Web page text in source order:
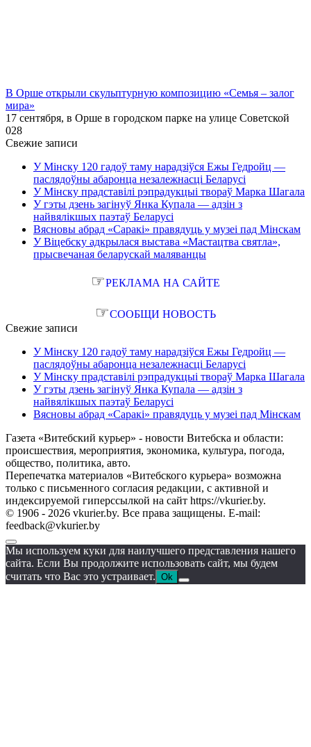
В Орше открыли скульптурную композицию «Семья – залог
мира»
17 сентября, в Орше в городском парке на улице Советской
028
Свежие записи
У Мінску 120 гадоў таму нарадзіўся Ежы Гедройц —
паслядоўны абаронца незалежнасці Беларусі
У Мінску прадставілі рэпрадукцыі твораў Марка Шагала
У гэты дзень загінуў Янка Купала — адзін з
найвялікшых паэтаў Беларусі
Вясновы абрад «Саракі» правядуць у музеі пад Мінскам
У Віцебску адкрылася выстава «Мастацтва святла»,
прысвечаная беларускай маляванцы
☞РЕКЛАМА НА САЙТЕ
☞СООБЩИ НОВОСТЬ
Свежие записи
У Мінску 120 гадоў таму нарадзіўся Ежы Гедройц —
паслядоўны абаронца незалежнасці Беларусі
У Мінску прадставілі рэпрадукцыі твораў Марка Шагала
У гэты дзень загінуў Янка Купала — адзін з
найвялікшых паэтаў Беларусі
Вясновы абрад «Саракі» правядуць у музеі пад Мінскам
Газета «Витебский курьер» - новости Витебска и области:
происшествия, мероприятия, экономика, культура, погода,
общество, политика, авто.
Перепечатка материалов «Витебского курьера» возможна
только с письменного согласия редакции, с активной и
индексируемой гиперссылкой на сайт https://vkurier.by.
© 1906 - 2026 vkurier.by. Все права защищены. E-mail:
feedback@vkurier.by
Мы используем куки для наилучшего представления нашего
сайта. Если Вы продолжите использовать сайт, мы будем
считать что Вас это устраивает. Ok